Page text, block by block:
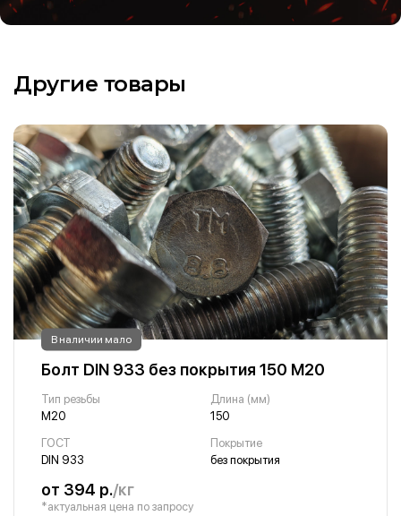
Другие товары
В наличии мало
Болт DIN 933 без покрытия 150 М20
Тип резьбы
М20
Длина (мм)
150
ГОСТ
DIN 933
Покрытие
без покрытия
от 394 р./кг
*актуальная цена по запросу